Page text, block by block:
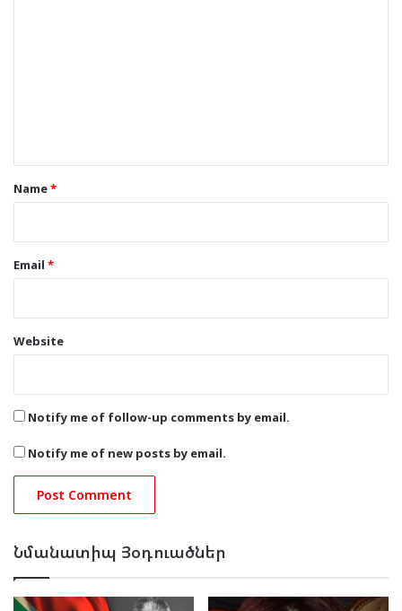
*Name*
Email *
Website
Notify me of follow-up comments by email.
Notify me of new posts by email.
Նմանատիպ Յօդուածներ